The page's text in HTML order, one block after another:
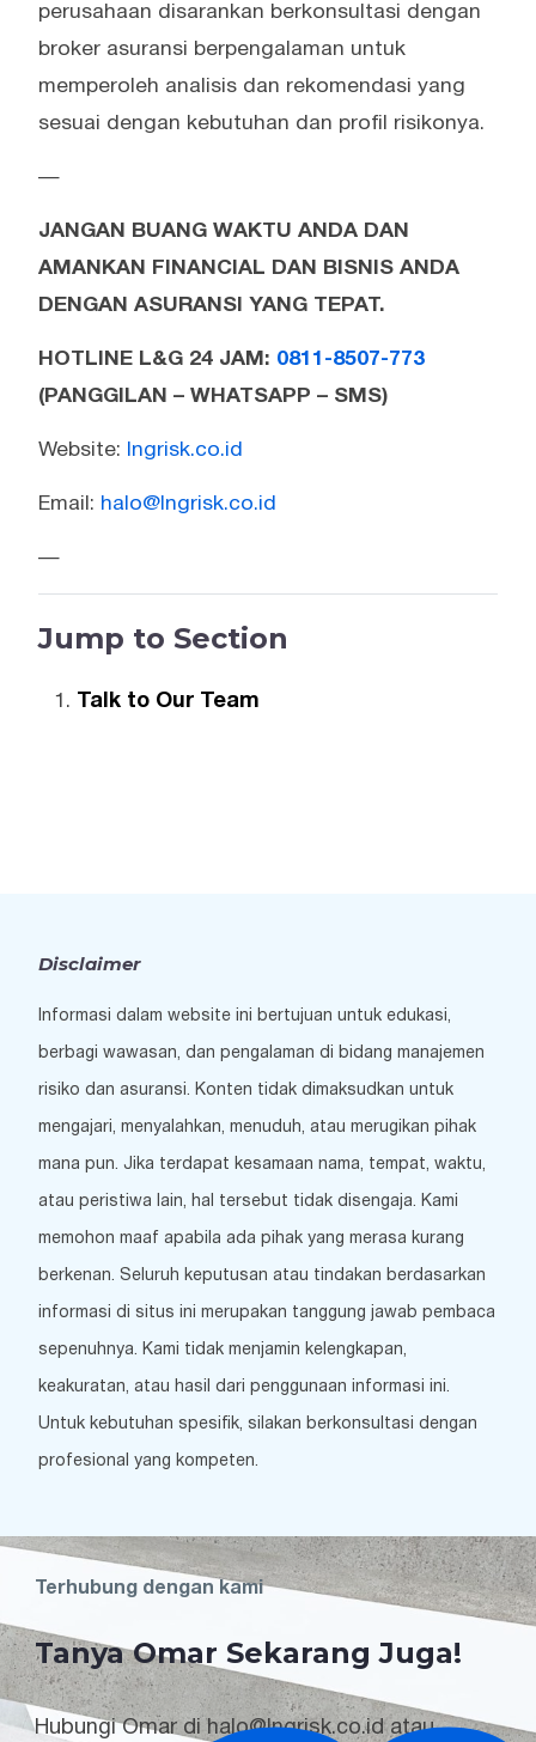
perusahaan disarankan berkonsultasi dengan
broker asuransi berpengalaman untuk
memperoleh analisis dan rekomendasi yang
sesuai dengan kebutuhan dan profil risikonya.
—
JANGAN BUANG WAKTU ANDA DAN
AMANKAN FINANCIAL DAN BISNIS ANDA
DENGAN ASURANSI YANG TEPAT.
HOTLINE L&G 24 JAM: 0811-8507-773
(PANGGILAN – WHATSAPP – SMS)
Website: lngrisk.co.id
Email: halo@lngrisk.co.id
—
Jump to Section
Talk to Our Team
Disclaimer
Informasi dalam website ini bertujuan untuk edukasi,
berbagi wawasan, dan pengalaman di bidang manajemen
risiko dan asuransi. Konten tidak dimaksudkan untuk
mengajari, menyalahkan, menuduh, atau merugikan pihak
mana pun. Jika terdapat kesamaan nama, tempat, waktu,
atau peristiwa lain, hal tersebut tidak disengaja. Kami
memohon maaf apabila ada pihak yang merasa kurang
berkenan. Seluruh keputusan atau tindakan berdasarkan
informasi di situs ini merupakan tanggung jawab pembaca
sepenuhnya. Kami tidak menjamin kelengkapan,
keakuratan, atau hasil dari penggunaan informasi ini.
Untuk kebutuhan spesifik, silakan berkonsultasi dengan
profesional yang kompeten.
Terhubung dengan kami
Tanya Omar Sekarang Juga!
Hubungi Omar di halo@lngrisk.co.id atau